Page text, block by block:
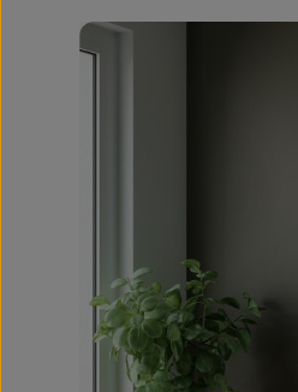
Bildergalerie überspringen